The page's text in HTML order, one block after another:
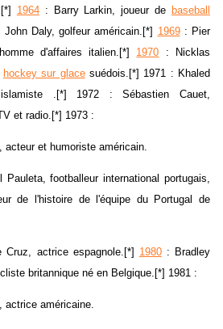
1964: Barry Larkin, joueur de baseball
John Daly, golfeur américain.[*] 1969: Pier
d'affaires italien.[*] 1970 : Nicklas
hockey sur glacesuédois.[*] 1971 : Khaled
.[*] 1972 : Sébastien Cauet,
et radio.[*] 1973 :
acteur et humoriste américain.
Pauleta, footballeur international portugais,
de l'histoire de l'équipe du Portugal de
Cruz, actrice espagnole.[*] 1980: Bradley
britannique né en Belgique.[*] 1981 :
, actrice américaine.